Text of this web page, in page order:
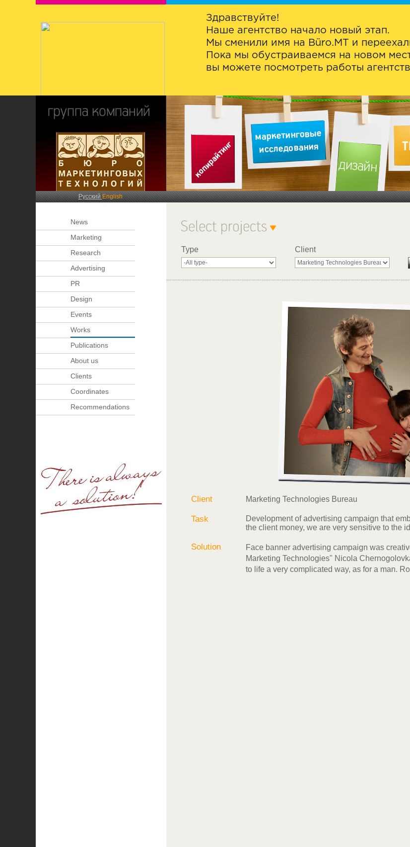
Здравствуйте!
Наше агентство начало новый этап.
Мы сменили имя на Büro.MT и
Пока мы обустраиваемся на новом
вы можете посмотреть работы
РусскийEnglish
News
Marketing
Research
Advertising
PR
Design
Events
Works
Publications
About us
Clients
Coordinates
Recommendations
Type Client
Client Marketing Technologies Bureau
Task
Development of advertising campaign that
the client money, we are very sensitive to the
Solution Face banner advertising campaign was
Marketing Technologies" Nicola
to life a very complicated way, as for a man.